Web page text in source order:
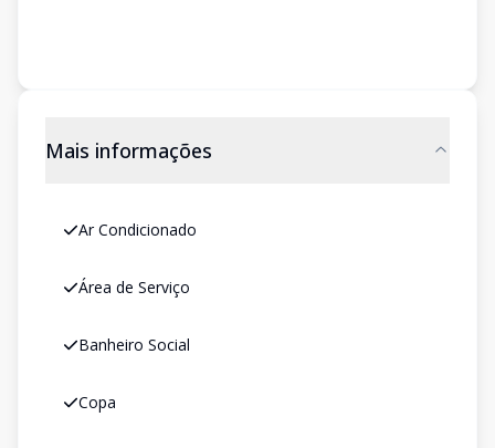
Mais informações
Ar Condicionado
Área de Serviço
Banheiro Social
Copa